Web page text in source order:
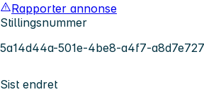
Rapporter annonse
Stillingsnummer
5a14d44a-501e-4be8-a4f7-
Sist endret